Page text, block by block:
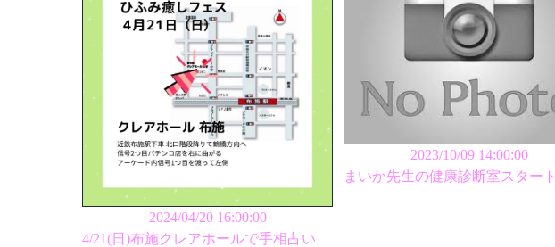
2024/04/20 16:00:00
4/21(日)布施クレアホールで手相占い
2023/10/09 14:00:00
まいか先生の健康診断室スタート